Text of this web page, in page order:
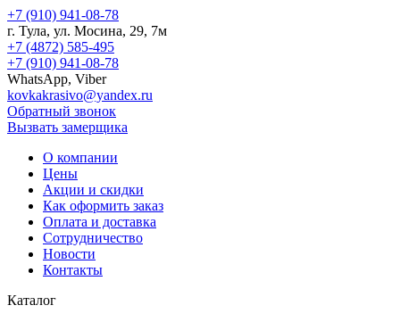
+7 (910) 941-08-78
г. Тула, ул. Мосина, 29, 7м
+7 (4872) 585-495
+7 (910) 941-08-78
WhatsApp, Viber
kovkakrasivo@yandex.ru
Обратный звонок
Вызвать замерщика
О компании
Цены
Акции и скидки
Как оформить заказ
Оплата и доставка
Сотрудничество
Новости
Контакты
Каталог